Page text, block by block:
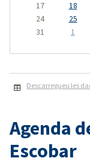
17
18
24
25
31
1
Descarregueu les
Agenda
Escobar